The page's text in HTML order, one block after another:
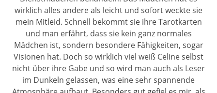
wirklich alles andere als leicht und sofort weckte sie
mein Mitleid. Schnell bekommt sie ihre Tarotkarten
und man erfährt, dass sie kein ganz normales
Mädchen ist, sondern besondere Fähigkeiten, sogar
Visionen hat. Doch so wirklich viel weiß Celine selbst
nicht über ihre Gabe und so wird man auch als Leser
im Dunkeln gelassen, was eine sehr spannende